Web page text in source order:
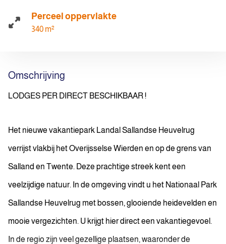
Perceel oppervlakte
340 m²
Omschrijving
LODGES PER DIRECT BESCHIKBAAR !
Het nieuwe vakantiepark Landal Sallandse Heuvelrug
verrijst vlakbij het Overijsselse Wierden en op de grens van
Salland en Twente. Deze prachtige streek kent een
veelzijdige natuur. In de omgeving vindt u het Nationaal Park
Sallandse Heuvelrug met bossen, glooiende heidevelden en
mooie vergezichten. U krijgt hier direct een vakantiegevoel.
In de regio zijn veel gezellige plaatsen, waaronder de